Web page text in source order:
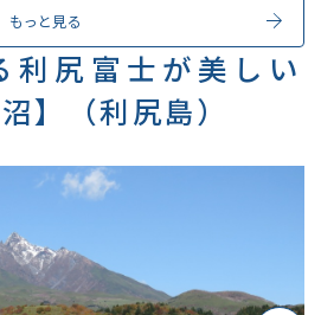
もっと見る
利尻富士が美しい
】（利尻島）